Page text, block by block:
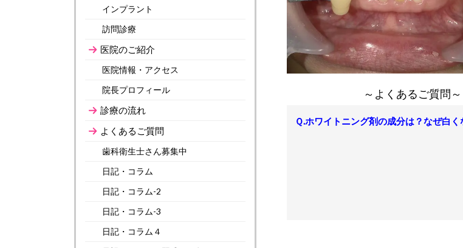
～よくあるご質問～
Ｑ.ホワイトニング剤の成分は？なぜ白く
インプラント
訪問診療
医院のご紹介
医院情報・アクセス
院長プロフィール
診療の流れ
よくあるご質問
歯科衛生士さん募集中
日記・コラム
日記・コラム-2
日記・コラム-3
日記・コラム４